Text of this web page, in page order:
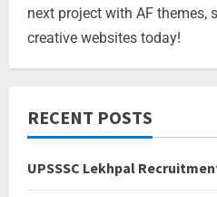
next project with AF themes,
creative websites today!
RECENT POSTS
UPSSSC Lekhpal